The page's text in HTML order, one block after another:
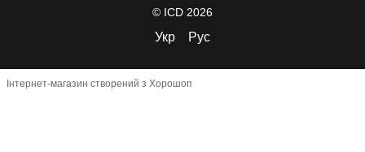
© ICD 2026
Укр Рус
Інтернет-магазин створений з Хорошоп